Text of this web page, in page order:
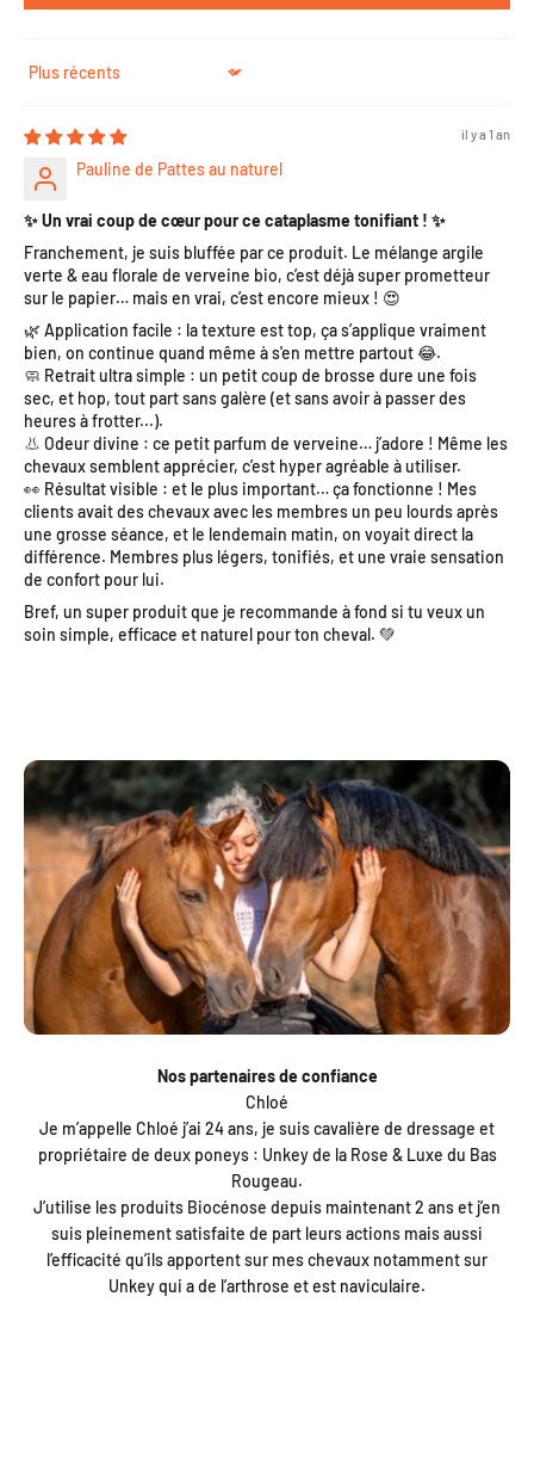
Sort by
il y a 1 an
Pauline de Pattes au naturel
✨ Un vrai coup de cœur pour ce cataplasme tonifiant ! ✨
Franchement, je suis bluffée par ce produit. Le mélange argile
verte & eau florale de verveine bio, c’est déjà super prometteur
sur le papier… mais en vrai, c’est encore mieux ! 😍
🌿 Application facile : la texture est top, ça s’applique vraiment
bien, on continue quand même à s'en mettre partout 😂.
🧼 Retrait ultra simple : un petit coup de brosse dure une fois
sec, et hop, tout part sans galère (et sans avoir à passer des
heures à frotter...).
👃 Odeur divine : ce petit parfum de verveine… j’adore ! Même les
chevaux semblent apprécier, c’est hyper agréable à utiliser.
👀 Résultat visible : et le plus important… ça fonctionne ! Mes
clients avait des chevaux avec les membres un peu lourds après
une grosse séance, et le lendemain matin, on voyait direct la
différence. Membres plus légers, tonifiés, et une vraie sensation
de confort pour lui.
Bref, un super produit que je recommande à fond si tu veux un
soin simple, efficace et naturel pour ton cheval. 💚
Nos partenaires de confiance
Chloé
Je m’appelle Chloé j’ai 24 ans, je suis cavalière de dressage et
propriétaire de deux poneys : Unkey de la Rose & Luxe du Bas
Rougeau.
J’utilise les produits Biocénose depuis maintenant 2 ans et j’en
suis pleinement satisfaite de part leurs actions mais aussi
l’efficacité qu’ils apportent sur mes chevaux notamment sur
Unkey qui a de l’arthrose et est naviculaire.